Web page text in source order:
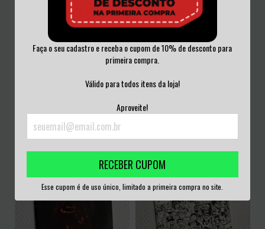
Faça o seu cadastro e receba o cupom de 10% de desconto para
primeira compra.
Válido para todos itens da loja!
Aproveite!
RECEBER CUPOM
Esse cupom é de uso único, limitado a primeira compra no site.
TO DIE SL...
SMOKE /...